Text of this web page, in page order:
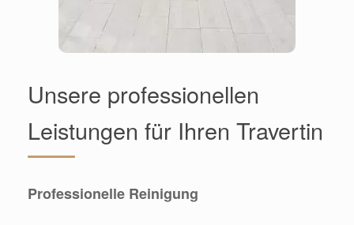
Unsere professionellen
Leistungen für Ihren Travertin
Professionelle Reinigung